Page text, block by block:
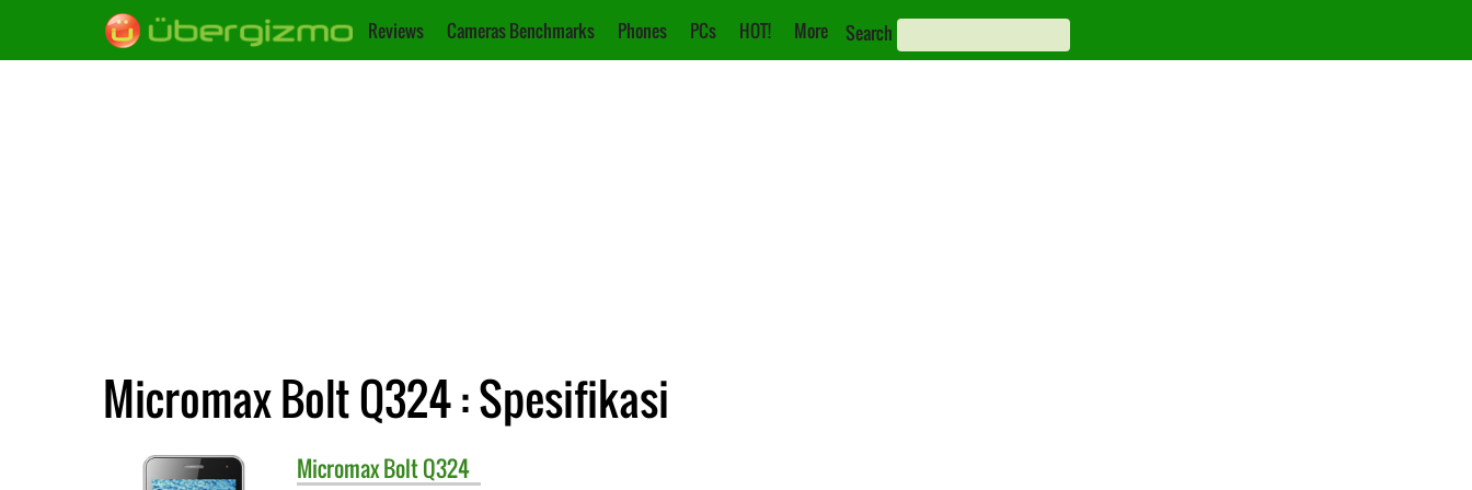
Reviews Cameras Benchmarks Phones PCs HOT! More Search
Micromax Bolt Q324 : Spesifikasi
MicromaxBolt Q324